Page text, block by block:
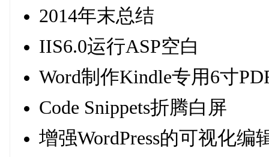
2014年末总结
IIS6.0运行ASP空白
Word制作Kindle专用6寸
Code Snippets折腾白屏
增强WordPress的可视化编